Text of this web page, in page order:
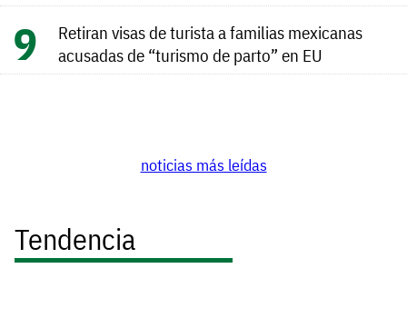
Retiran visas de turista a familias mexicanas
acusadas de “turismo de parto” en EU
noticias más leídas
Tendencia